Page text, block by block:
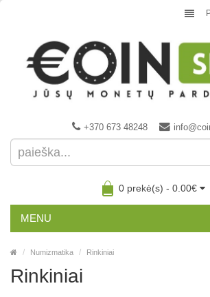
+370 673 48248
0 prekė(s) - 0.00€
MENU
Numizmatika Rinkiniai
Rinkiniai